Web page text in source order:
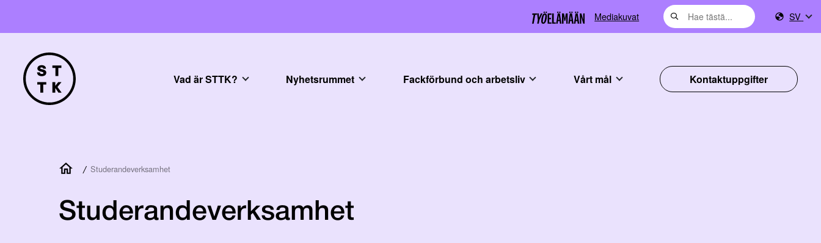
Mediakuvat SV
Vad är STTK? Nyhetsrummet Fackförbund och arbetsliv Vårt mål Kontaktuppgifter
/ Studerandeverksamhet
Studerandeverksamhet